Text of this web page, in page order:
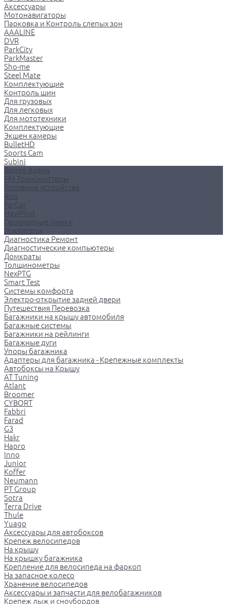
Аксессуары
Мотонавигаторы
Парковка и Контроль слепых зон
AAALINE
DVR
ParkCity
ParkMaster
Sho-me
Steel Mate
Комплектующие
Контроль шин
Для грузовых
Для легковых
Для мототехники
Комплектующие
Экшен камеры
BulletHD
Sports Cam
Subini
Видео Аудио
FM-Трансмиттеры
Головные устройства
Avis
FarCar
NaviPilot
Переходные рамки
Усилители
Диагностика Ремонт
Диагностические компьютеры
Домкраты
Толщинометры
NexPTG
Smart Test
Системы комфорта
Электро-открытие задней двери
Путешествия Перевозка
Багажники на крышу автомобиля
Багажные системы
Багажники на рейлинги
Багажные дуги
Упоры багажника
Адаптеры для багажника - Крепежные комплекты
Автобоксы на Крышу
AT Tuning
Atlant
Broomer
CYBORT
Fabbri
Farad
G3
Hakr
Hapro
Inno
Junior
Koffer
Neumann
PT Group
Sotra
Terra Drive
Thule
Yuago
Аксессуары для автобоксов
Крепеж велосипедов
На крышу
На крышку багажника
Крепление для велосипеда на фаркоп
На запасное колесо
Хранение велосипедов
Аксессуары и запчасти для велобагажников
Крепеж лыж и сноубордов